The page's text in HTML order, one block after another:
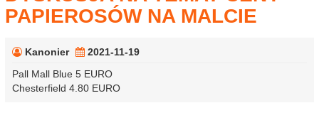
PAPIEROSÓW NA MALCIE
Kanonier
2021-11-19
Pall Mall Blue 5 EURO
Chesterfield 4.80 EURO